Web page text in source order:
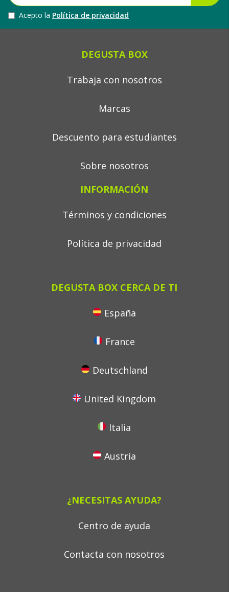
Acepto la Política de privacidad
DEGUSTA BOX
Trabaja con nosotros
Marcas
Descuento para estudiantes
Sobre nosotros
INFORMACIÓN
Términos y condiciones
Política de privacidad
DEGUSTA BOX CERCA DE TI
España
France
Deutschland
United Kingdom
Italia
Austria
¿NECESITAS AYUDA?
Centro de ayuda
Contacta con nosotros